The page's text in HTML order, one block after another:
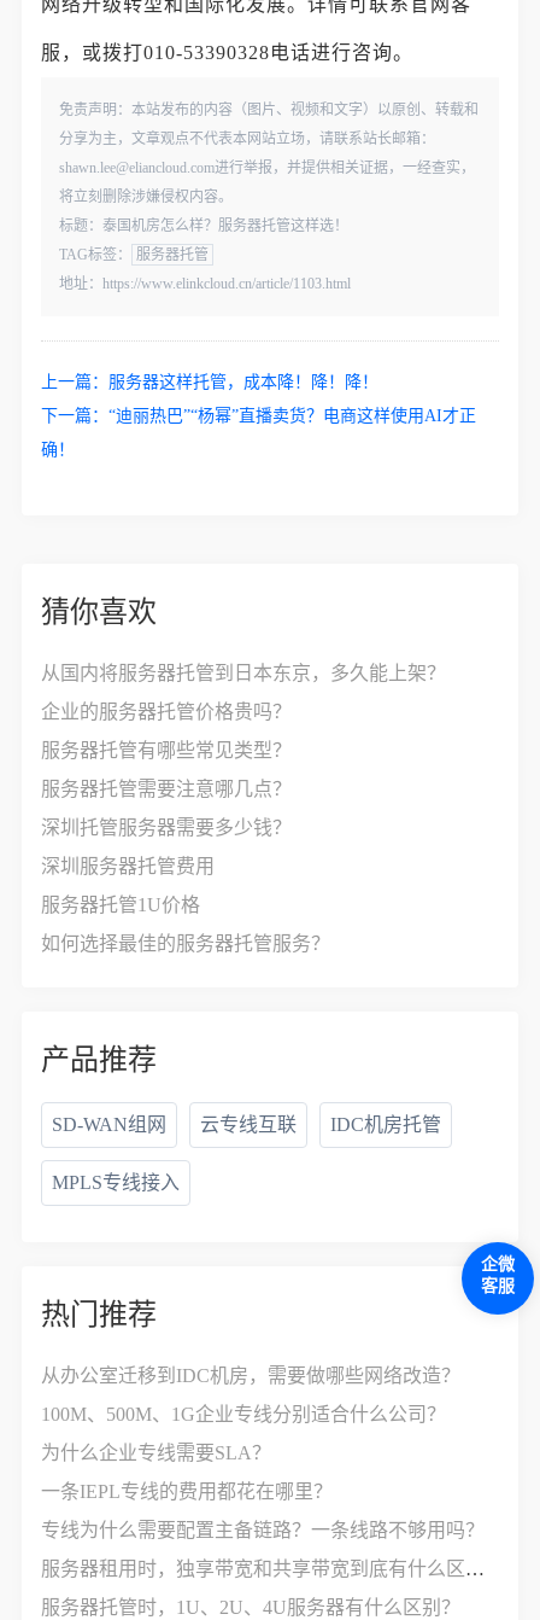
网络升级转型和国际化发展。详情可联系官网客
服，或拨打010-53390328电话进行咨询。
免责声明：本站发布的内容（图片、视频和文字）以原创、转载和
分享为主，文章观点不代表本网站立场，请联系站长邮箱：
shawn.lee@eliancloud.com进行举报，并提供相关证据，一经查实，
将立刻删除涉嫌侵权内容。
标题：泰国机房怎么样？服务器托管这样选！
TAG标签：
服务器托管
地址：https://www.elinkcloud.cn/article/1103.html
上一篇： 服务器这样托管，成本降！降！降！
下一篇：“迪丽热巴”“杨幂”直播卖货？电商这样使用AI才正
确！
猜你喜欢
从国内将服务器托管到日本东京，多久能上架？
企业的服务器托管价格贵吗？
服务器托管有哪些常见类型？
服务器托管需要注意哪几点？
深圳托管服务器需要多少钱？
深圳服务器托管费用
服务器托管1U价格
如何选择最佳的服务器托管服务？
产品推荐
SD-WAN组网 云专线互联 IDC机房托管
MPLS专线接入
热门推荐
从办公室迁移到IDC机房，需要做哪些网络改造？
100M、500M、1G企业专线分别适合什么公司？
为什么企业专线需要SLA？
一条IEPL专线的费用都花在哪里？
专线为什么需要配置主备链路？一条线路不够用吗？
服务器租用时，独享带宽和共享带宽到底有什么区别？
服务器托管时，1U、2U、4U服务器有什么区别？
企微
客服